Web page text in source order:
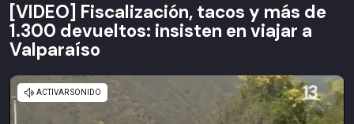
[VIDEO] Fiscalización, tacos y más de
1.300 devueltos: insisten en viajar a
Valparaíso